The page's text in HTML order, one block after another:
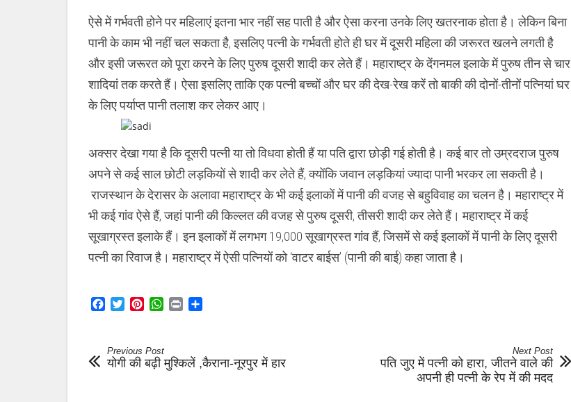
ऐसे में गर्भवती होने पर महिलाएं इतना भार नहीं सह पाती है और ऐसा करना उनके लिए खतरनाक होता है। लेकिन बिना
पानी के काम भी नहीं चल सकता है, इसलिए पत्नी के गर्भवती होते ही घर में दूसरी महिला की जरूरत खलने लगती है
और इसी जरूरत को पूरा करने के लिए पुरुष दूसरी शादी कर लेते हैं। महाराष्ट्र के देंगनमल इलाके में पुरुष तीन से चार
शादियां तक करते हैं। ऐसा इसलिए ताकि एक पत्नी बच्चों और घर की देख-रेख करें तो बाकी की दोनों-तीनों पत्नियां घर
के लिए पर्याप्त पानी तलाश कर लेकर आए।
अक्सर देखा गया है कि दूसरी पत्नी या तो विधवा होती हैं या पति द्वारा छोड़ी गई होती है। कई बार तो उम्रदराज पुरुष
अपने से कई साल छोटी लड़कियों से शादी कर लेते हैं, क्योंकि जवान लड़कियां ज्यादा पानी भरकर ला सकती है।
राजस्थान के देरासर के अलावा महाराष्ट्र के भी कई इलाकों में पानी की वजह से बहुविवाह का चलन है। महाराष्ट्र में
भी कई गांव ऐसे हैं, जहां पानी की किल्लत की वजह से पुरुष दूसरी, तीसरी शादी कर लेते हैं। महाराष्ट्र में कई
सूखाग्रस्त इलाके हैं। इन इलाकों में लगभग 19,000 सूखाग्रस्त गांव हैं, जिसमें से कई इलाकों में पानी के लिए दूसरी
पत्नी का रिवाज है। महाराष्ट्र में ऐसी पत्नियों को ‘वाटर बाईस’ (पानी की बाई) कहा जाता है।
Facebook
TwitterPinterestWhatsApp
Print
Previous Post
योगी की बढ़ी मुश्किलें ,कैराना-नूरपुर में हार
Next Post
पति जुए में पत्नी को हारा, जीतने वाले की
अपनी ही पत्नी के रेप में की मदद